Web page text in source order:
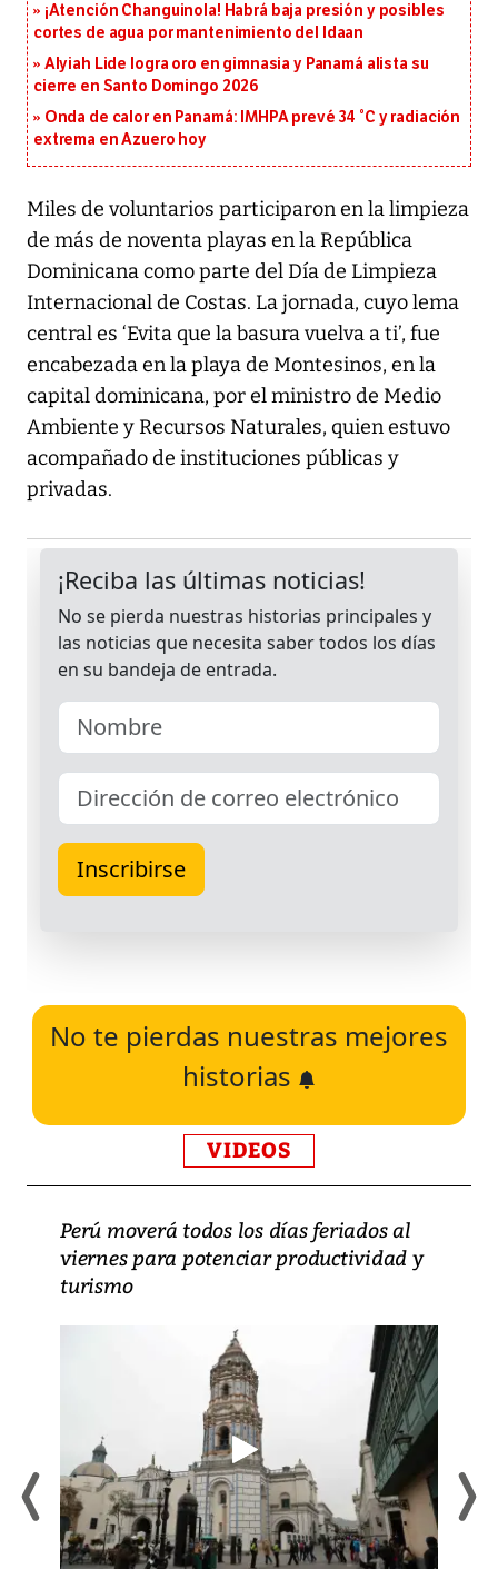
¡Atención Changuinola! Habrá baja presión y posibles
cortes de agua por mantenimiento del Idaan
Alyiah Lide logra oro en gimnasia y Panamá alista su
cierre en Santo Domingo 2026
Onda de calor en Panamá: IMHPA prevé 34 °C y radiación
extrema en Azuero hoy
Miles de voluntarios participaron en la limpieza
de más de noventa playas en la República
Dominicana como parte del Día de Limpieza
Internacional de Costas. La jornada, cuyo lema
central es ‘Evita que la basura vuelva a ti’, fue
encabezada en la playa de Montesinos, en la
capital dominicana, por el ministro de Medio
Ambiente y Recursos Naturales, quien estuvo
acompañado de instituciones públicas y
privadas.
No te pierdas nuestras mejores
historias
VIDEOS
Perú moverá todos los días feriados al
viernes para potenciar productividad y
turismo